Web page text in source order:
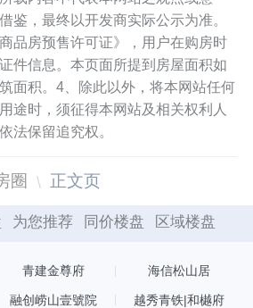
鉴，最终以开发商实际公示为准。
品房预售许可证》，用户在购房时
件信息。本页面所提到房屋面积如
面积。4、除此以外，将本网站任何
途时，须征得本网站及相关权利人
法保留追究权。
圈 正文页
为您推荐 同价楼盘 区域楼盘
青建金尊府 海信松山居
融创崂山壹號院 越秀青铁|和樾府